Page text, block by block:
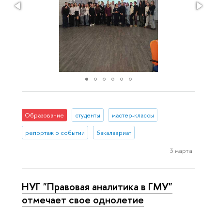
Образование студенты мастер-классы
репортаж о событии бакалавриат
3 марта
НУГ "Правовая аналитика в ГМУ"
отмечает свое однолетие